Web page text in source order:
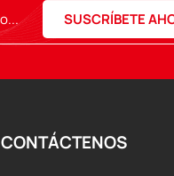
CONTÁCTENOS